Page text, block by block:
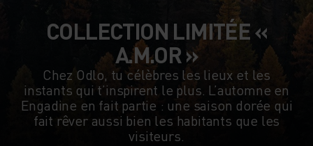
COLLECTION LIMITÉE «
A.M.OR »
Chez Odlo, tu célèbres les lieux et les
instants qui t’inspirent le plus. L’automne en
Engadine en fait partie : une saison dorée qui
fait rêver aussi bien les habitants que les
visiteurs.